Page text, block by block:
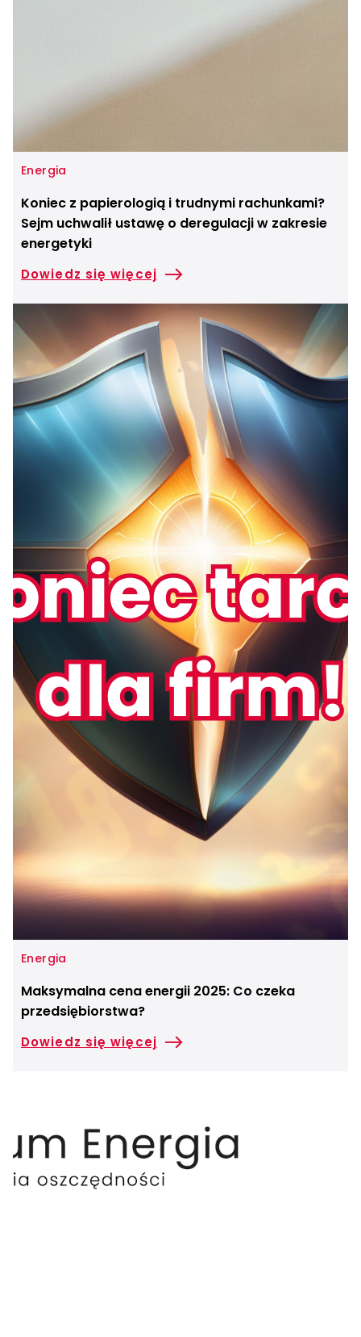
Energia
Koniec z papierologią i trudnymi rachunkami?
Sejm uchwalił ustawę o deregulacji w zakresie
energetyki
Dowiedz się więcej
Energia
Maksymalna cena energii 2025: Co czeka
przedsiębiorstwa?
Dowiedz się więcej